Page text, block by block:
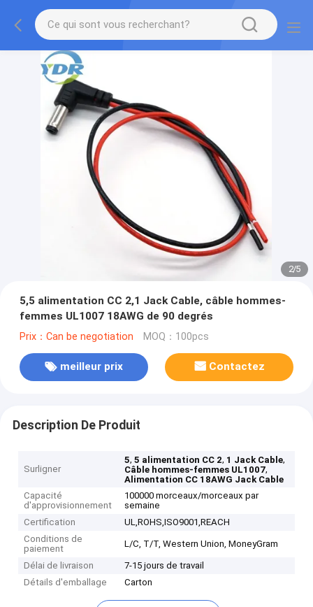
2/5
5,5 alimentation CC 2,1 Jack Cable, câble hommes-
femmes UL1007 18AWG de 90 degrés
Prix：Can be negotiation MOQ：100pcs
meilleur prix Contactez
Description De Produit
Surligner
5,5 alimentation CC 2, 1 Jack Cable,
Câble hommes-femmes UL1007,
Alimentation CC 18AWG Jack Cable
Capacité
d'approvisionnement
100000 morceaux/morceaux par
semaine
Certification
UL,ROHS,ISO9001,REACH
Conditions de
paiement
L/C, T/T, Western Union, MoneyGram
Délai de livraison
7-15 jours de travail
Détails d'emballage
Carton